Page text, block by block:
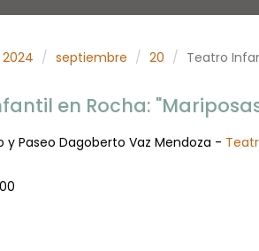
2024 septiembre 20 Teatro
en Rocha:
y Paseo Dagoberto Vaz Mendoza -